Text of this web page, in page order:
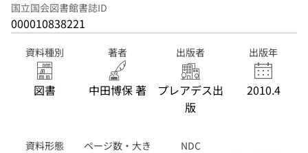
国立国会図書館書誌ID
000010838221
資料種別
図書
著者
中田博保 著
出版者
プレアデス出
版
出版年
2010.4
資料形態
ページ数・大き
NDC